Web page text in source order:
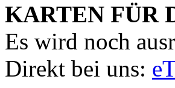
KARTEN FÜR
Es wird noch
Direkt bei uns: